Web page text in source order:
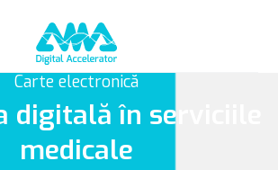
Carte electronică
digitală în serviciile
medicale